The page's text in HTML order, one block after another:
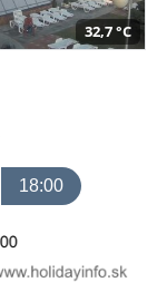
32,7 °C
18:00